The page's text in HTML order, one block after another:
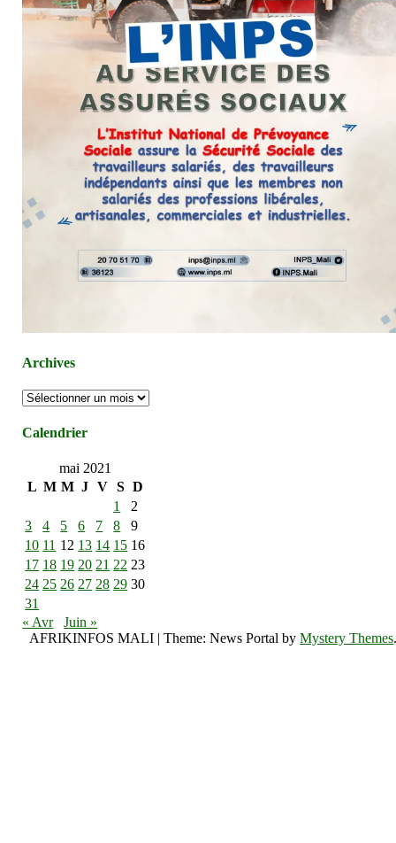
Archives
Archives
Calendrier
mai 2021
L M M J V S D
1
2
3
4 5 6 7 8
9
10 11 12 13 14 15 16
17 18 19 20 21 22 23
24 25 26 27 28 29 30
31
« Avr
Juin »
AFRIKINFOS MALI |Theme: News Portal byMystery Themes